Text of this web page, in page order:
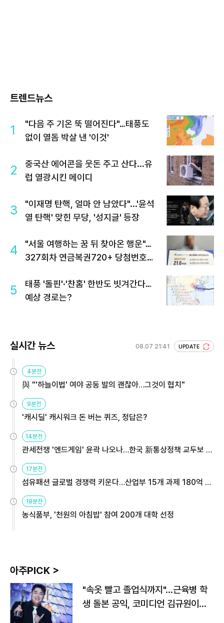
트렌드뉴스
1
"다음 주 기온 뚝 떨어진다"…태풍도
없이 열돔 박살 낸 '이것'
2
중국산 에어콘을 웃돈 주고 산다...유
럽 열광시킨 메이디
3
"이재명 탄핵, 얼마 안 남았다"...'윤석
열 탄핵' 맞힌 무당, '성지글' 등장
4
"서울 여행하는 꿈 뒤 찾아온 행운"…
327회차 연금복권720+ 당첨번호조
5
태풍 '돌핀'·'찬홈' 한반도 빗겨간다…
예상 경로는?
실시간 뉴스 08.07 21:41 UPDATE
4분전
與 "'하늘이법' 여야 공동 발의 괜찮아…그것이 협치"
9분전
'캐시딜' 캐시워크 돈 버는 퀴즈, 정답은?
14분전
관세전쟁 '엔드게임' 윤곽 나오나…한국 新통상정책 교두보 활
17분전
섬유패션 글로벌 경쟁력 키운다…산업부 15개 과제 180억 지
18분전
농식품부, '천원의 아침밥' 참여 200개 대학 선정
아주PICK >
"속옷 빨고 졸업식까지"…근육병 학
생 돌본 공익, 코미디언 김규원이었